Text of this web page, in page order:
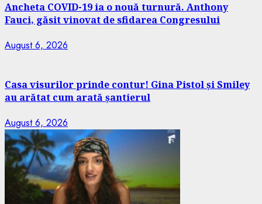
Ancheta COVID-19 ia o nouă turnură. Anthony
Fauci, găsit vinovat de sfidarea Congresului
August 6, 2026
Casa visurilor prinde contur! Gina Pistol și Smiley
au arătat cum arată șantierul
August 6, 2026